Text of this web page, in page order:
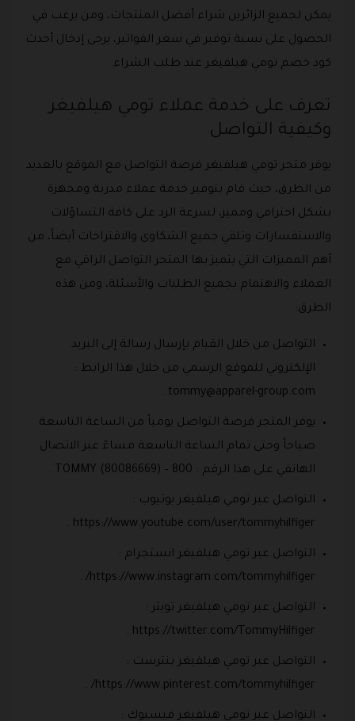
يمكن لجميع الزائرين شراء أفضل المنتجات، ومن يرغب في
الحصول على نسبة توفير في سعر الفواتير، يرجى إدخال أحدث
كود خصم تومي هيلفيغر عند طلب الشراء.
تعرف على خدمة عملاء تومي هيلفيغر
وكيفية التواصل
يوفر متجر تومي هيلفيغر فرصة التواصل مع الموقع بالعديد
من الطرق، حيث قام بتوفير خدمة عملاء مدربة ومجهزة
بشكل احترافي ومميز، لسرعة الرد على كافة التساؤلات
والاستفسارات وتلقي جميع الشكاوى والاقتراحات أيضاً، من
أهم المميزات التي يتميز بها المتجر التواصل الراقي مع
العملاء والاهتمام بجميع الطلبات والأسئلة، ومن هذه
الطرق:
التواصل من خلال القيام بإرسال رسالة إلى البريد
الإلكتروني للموقع الرسمي من خلال هذا الرابط :
tommy@apparel-group.com
.
يوفر المتجر فرصة التواصل يومياً من الساعة التاسعة
صباحاً وحتى تمام الساعة التاسعة مساءً عبر الاتصال
الهاتفي على هذا الرقم : 800 – TOMMY (80086669) .
التواصل عبر تومي هيلفيغر يوتيوب :
https://www.youtube.com/user/tommyhilfiger .
التواصل عبر تومي هيلفيغر انستجرام :
https://www.instagram.com/tommyhilfiger/ .
التواصل عبر تومي هيلفيغر تويتر :
https://twitter.com/TommyHilfiger .
التواصل عبر تومي هيلفيغر بنترست :
https://www.pinterest.com/tommyhilfiger/ .
التواصل عبر تومي هيلفيغر فيسبوك :